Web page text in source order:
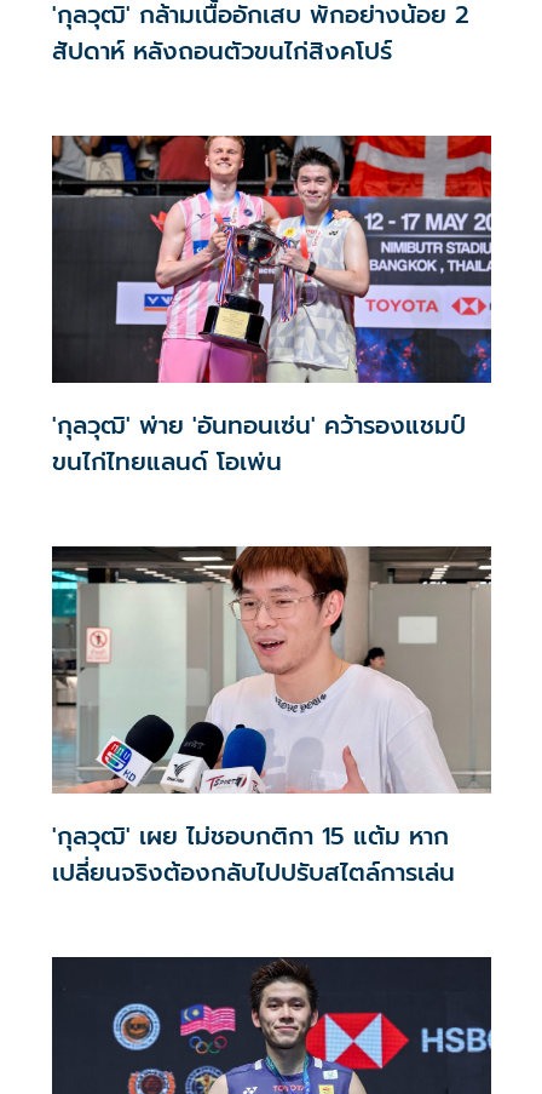
'กุลวุฒิ' กล้ามเนื้ออักเสบ พักอย่างน้อย 2
สัปดาห์ หลังถอนตัวขนไก่สิงคโปร์
'กุลวุฒิ' พ่าย 'อันทอนเซ่น' คว้ารองแชมป์
ขนไก่ไทยแลนด์ โอเพ่น
'กุลวุฒิ' เผย ไม่ชอบกติกา 15 แต้ม หาก
เปลี่ยนจริงต้องกลับไปปรับสไตล์การเล่น